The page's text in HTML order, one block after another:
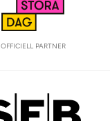
OFFICIELL PARTNER